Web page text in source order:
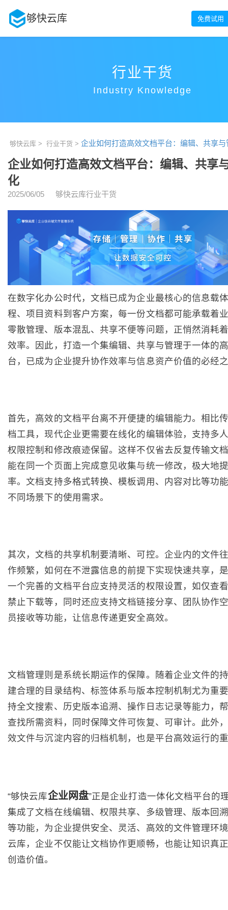
够快云库 免费试用
行业干货
Industry Knowledge
够快云库 > 行业干货 > 企业如何打造高效文档平台：编辑、共享
企业如何打造高效文档平台：编辑、共享
化
2025/06/05 够快云库行业干货
在数字化办公时代，文档已成为企业最核心的信息载
程、项目资料到客户方案，每一份文档都可能承载着
零散管理、版本混乱、共享不便等问题，正悄然消耗
效率。因此，打造一个集编辑、共享与管理于一体的
台，已成为企业提升协作效率与信息资产价值的必经
首先，高效的文档平台离不开便捷的编辑能力。相比
档工具，现代企业更需要在线化的编辑体验，支持多
权限控制和修改痕迹保留。这样不仅省去反复传输文
能在同一个页面上完成意见收集与统一修改，极大地
率。文档支持多格式转换、模板调用、内容对比等功
不同场景下的使用需求。
其次，文档的共享机制要清晰、可控。企业内的文件
作频繁，如何在不泄露信息的前提下实现快速共享，
一个完善的文档平台应支持灵活的权限设置，如仅查
禁止下载等，同时还应支持文档链接分享、团队协作
员接收等功能，让信息传递更安全高效。
文档管理则是系统长期运作的保障。随着企业文件的
建合理的目录结构、标签体系与版本控制机制尤为重
持全文搜索、历史版本追溯、操作日志记录等能力，
查找所需资料，同时保障文件可恢复、可审计。此外
效文件与沉淀内容的归档机制，也是平台高效运行的
“够快云库企业网盘”正是企业打造一体化文档平台的
集成了文档在线编辑、权限共享、多级管理、版本回
等功能，为企业提供安全、灵活、高效的文件管理环
云库，企业不仅能让文档协作更顺畅，也能让知识真
创造价值。